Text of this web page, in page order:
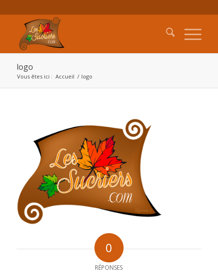
logo
Vous êtes ici : Accueil / logo
0
RÉPONSES